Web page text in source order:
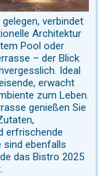
verbindet
Architektur
Pool oder
– der Blick
Ideal
erwacht
zum Leben.
genießen Sie
erfrischende
sind ebenfalls
das Bistro 2025